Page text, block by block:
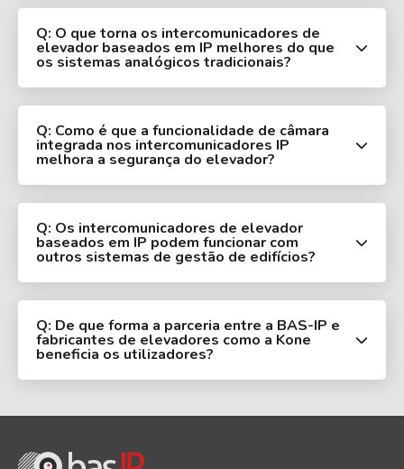
Q: O que torna os intercomunicadores de
elevador baseados em IP melhores do que
os sistemas analógicos tradicionais?
Q: Como é que a funcionalidade de câmara
integrada nos intercomunicadores IP
melhora a segurança do elevador?
Q: Os intercomunicadores de elevador
baseados em IP podem funcionar com
outros sistemas de gestão de edifícios?
Q: De que forma a parceria entre a BAS-IP e
fabricantes de elevadores como a Kone
beneficia os utilizadores?